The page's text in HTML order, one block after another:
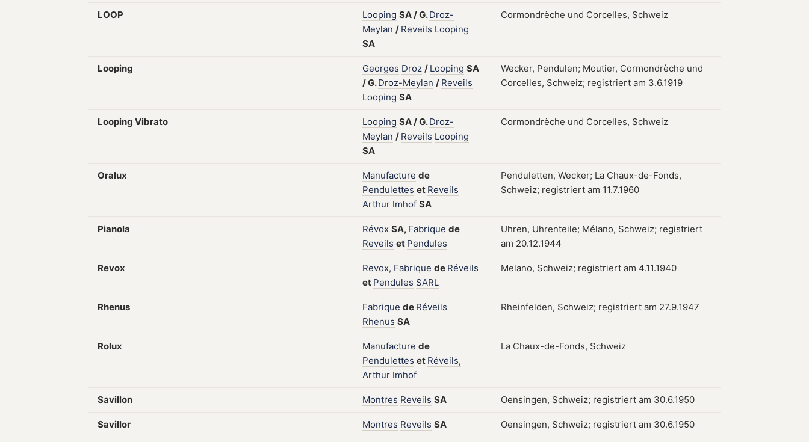
LOOP Looping SA/G.Droz-
Meylan / Reveils Looping
SA
Cormondrèche und Corcelles, Schweiz
Looping Georges Droz / Looping SA
/G.Droz-Meylan / Reveils
Looping SA
Wecker, Pendulen; Moutier, Cormondrèche und
Corcelles, Schweiz; registriert am 3.6.1919
Looping Vibrato Looping SA/G.Droz-
Meylan / Reveils Looping
SA
Cormondrèche und Corcelles, Schweiz
Oralux Manufacture de
Pendulettes et Reveils
Arthur Imhof SA
Penduletten, Wecker; La Chaux-de-Fonds,
Schweiz; registriert am 11.7.1960
Pianola Révox SA, Fabrique de
Reveils et Pendules
Uhren, Uhrenteile; Mélano, Schweiz; registriert
am 20.12.1944
Revox Revox, Fabrique de Réveils
et Pendules SARL
Melano, Schweiz; registriert am 4.11.1940
Rhenus Fabrique de Réveils
Rhenus SA
Rheinfelden, Schweiz; registriert am 27.9.1947
Rolux Manufacture de
Pendulettes et Réveils,
Arthur Imhof
La Chaux-de-Fonds, Schweiz
Savillon Montres Reveils SA Oensingen, Schweiz; registriert am 30.6.1950
Savillor Montres Reveils SA Oensingen, Schweiz; registriert am 30.6.1950